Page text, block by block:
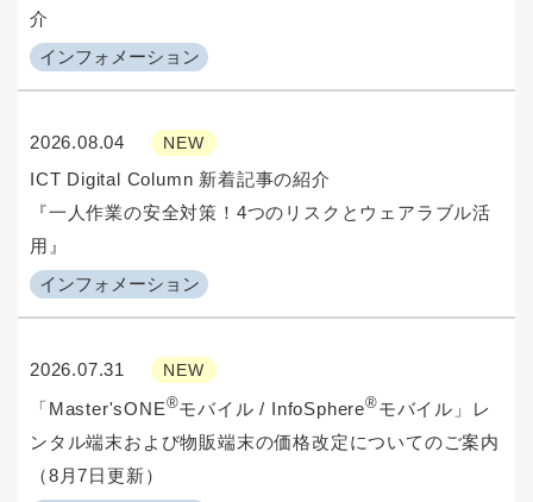
インフォメーション
介
2026.08.04 NEW
インフォメーション
ICT Digital Column 新着記事の紹介
『一人作業の安全対策！4つのリスクとウェアラブル活
用』
2026.07.31 NEW
「Master'sONE®モバイル / InfoSphere®モバイル」レ
ンタル端末および物販端末の価格改定についてのご案内
（8月7日更新）